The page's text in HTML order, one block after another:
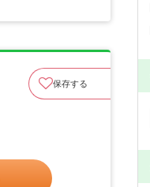
保存する